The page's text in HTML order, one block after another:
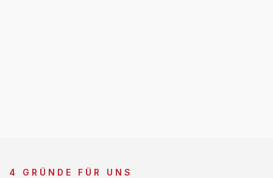
4 GRÜNDE FÜR UNS